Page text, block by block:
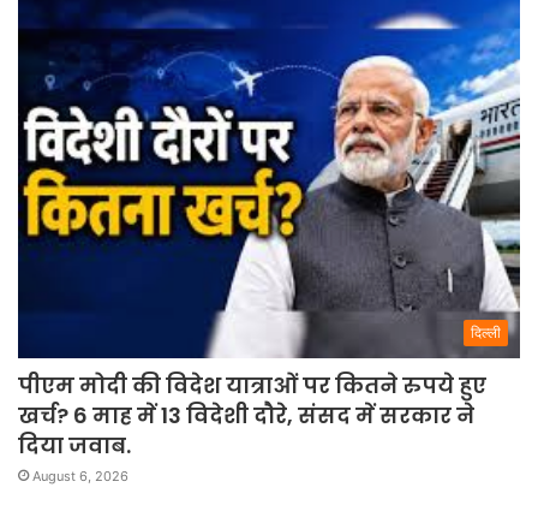
दिल्ली
पीएम मोदी की विदेश यात्राओं पर कितने रुपये हुए
खर्च? 6 माह में 13 विदेशी दौरे, संसद में सरकार ने
दिया जवाब.
August 6, 2026